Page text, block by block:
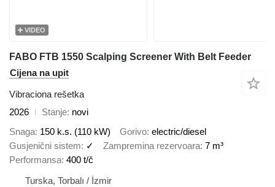
VIDEO
FABO FTB 1550 Scalping Screener With Belt Feeder
Cijena na upit
Vibraciona rešetka
2026
Stanje novi
Snaga 150 k.s. (110 kW) Gorivo electric/diesel
Gusjenični sistem
✓ Zampremina rezervoara 7 m³
Performansa 400 t/č
Turska, Torbalı / İzmir